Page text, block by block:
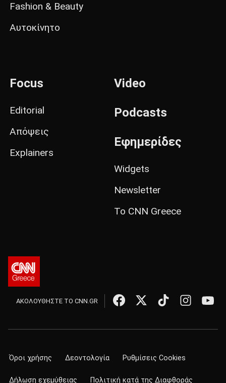
Fashion & Beauty
Αυτοκίνητο
Focus
Editorial
Απόψεις
Explainers
Video
Podcasts
Εφημερίδες
Widgets
Newsletter
Το CNN Greece
ΑΚΟΛΟΥΘΗΣΤΕ ΤΟ CNN.GR
Όροι χρήσης Δεοντολογία Ρυθμίσεις Cookies
Δήλωση εχεμύθειας Πολιτική κατά της Διαφθοράς